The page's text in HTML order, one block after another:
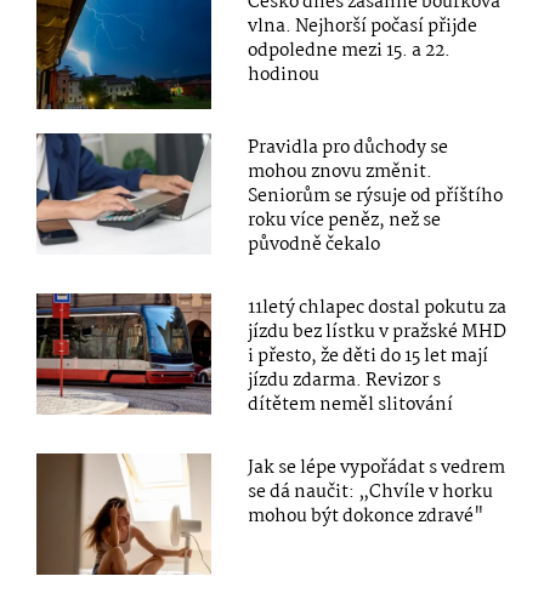
vlna. Nejhorší počasí přijde
odpoledne mezi 15. a 22.
hodinou
Pravidla pro důchody se
mohou znovu změnit.
Seniorům se rýsuje od příštího
roku více peněz, než se
původně čekalo
11letý chlapec dostal pokutu za
jízdu bez lístku v pražské MHD
i přesto, že děti do 15 let mají
jízdu zdarma. Revizor s
dítětem neměl slitování
Jak se lépe vypořádat s vedrem
se dá naučit: „Chvíle v horku
mohou být dokonce zdravé"